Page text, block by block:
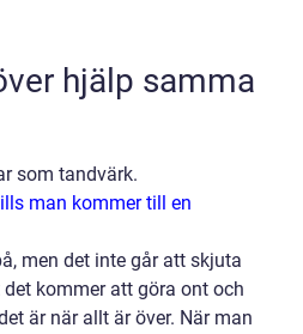
hjälp samma
som tandvärk.
man kommer till en
men det inte går att skjuta
kommer att göra ont och
är när allt är över. När man